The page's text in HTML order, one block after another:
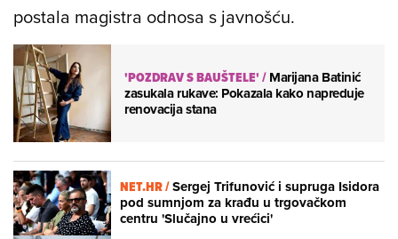
postala magistra odnosa s javnošću.
'POZDRAV S BAUŠTELE'/Marijana Batinić
zasukala rukave: Pokazala kako napreduje
renovacija stana
NET.HR /Sergej Trifunović i supruga Isidora
pod sumnjom za krađu u trgovačkom
centru 'Slučajno u vrećici'